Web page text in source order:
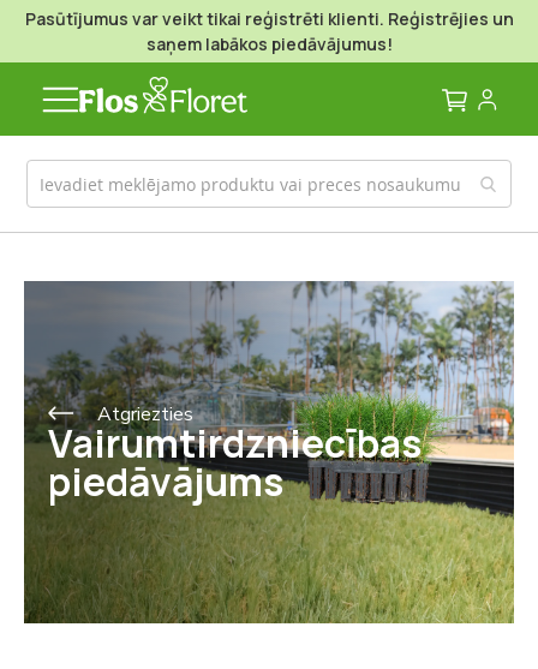
Pasūtījumus var veikt tikai reģistrēti klienti. Reģistrējies un
saņem labākos piedāvājumus!
Mans
Atgriezties
Vairumtirdzniecības
piedāvājums